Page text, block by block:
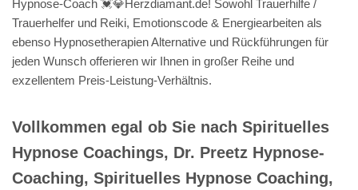
Hypnose-Coach 💓️💎Herzdiamant.de! Sowohl Trauerhilfe /
Trauerhelfer und Reiki, Emotionscode & Energiearbeiten als
ebenso Hypnosetherapien Alternative und Rückführungen für
jeden Wunsch offerieren wir Ihnen in großer Reihe und
exzellentem Preis-Leistung-Verhältnis.
Vollkommen egal ob Sie nach Spirituelles
Hypnose Coachings, Dr. Preetz Hypnose-
Coaching, Spirituelles Hypnose Coaching,